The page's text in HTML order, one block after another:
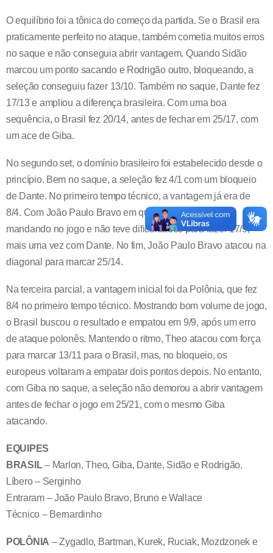
O equilíbrio foi a tônica do começo da partida. Se o Brasil era
praticamente perfeito no ataque, também cometia muitos erros
no saque e não conseguia abrir vantagem. Quando Sidão
marcou um ponto sacando e Rodrigão outro, bloqueando, a
seleção conseguiu fazer 13/10. Também no saque, Dante fez
17/13 e ampliou a diferença brasileira. Com uma boa
sequência, o Brasil fez 20/14, antes de fechar em 25/17, com
um ace de Giba.
No segundo set, o domínio brasileiro foi estabelecido desde o
princípio. Bem no saque, a seleção fez 4/1 com um bloqueio
de Dante. No primeiro tempo técnico, a vantagem já era de
8/4. Com João Paulo Bravo em quadra, o Brasil seguiu
mandando no jogo e não teve dificuldades para fazer 17/9,
mais uma vez com Dante. No fim, João Paulo Bravo atacou na
diagonal para marcar 25/14.
Na terceira parcial, a vantagem inicial foi da Polônia, que fez
8/4 no primeiro tempo técnico. Mostrando bom volume de jogo,
o Brasil buscou o resultado e empatou em 9/9, após um erro
de ataque polonês. Mantendo o ritmo, Theo atacou com força
para marcar 13/11 para o Brasil, mas, no bloqueio, os
europeus voltaram a empatar dois pontos depois. No entanto,
com Giba no saque, a seleção não demorou a abrir vantagem
antes de fechar o jogo em 25/21, com o mesmo Giba
atacando.
EQUIPES
BRASIL– Marlon, Theo, Giba, Dante, Sidão e Rodrigão.
Líbero – Serginho
Entraram – João Paulo Bravo, Bruno e Wallace
Técnico – Bernardinho
POLÔNIA – Zygadlo, Bartman, Kurek, Ruciak, Mozdzonek e